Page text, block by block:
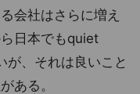
会社はさらに増え
日本でもquiet
、それは良いこと
ある。